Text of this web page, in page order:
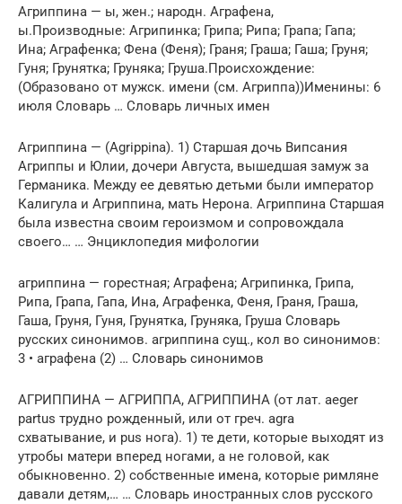
Агриппина — ы, жен.; народн. Аграфена,
ы.Производные: Агрипинка; Грипа; Рипа; Грапа; Гапа;
Ина; Аграфенка; Фена (Феня); Граня; Граша; Гаша; Груня;
Гуня; Грунятка; Груняка; Груша.Происхождение:
(Образовано от мужск. имени (см. Агриппа))Именины: 6
июля Словарь … Словарь личных имен
Агриппина — (Agrippina). 1) Старшая дочь Випсания
Агриппы и Юлии, дочери Августа, вышедшая замуж за
Германика. Между ее девятью детьми были император
Калигула и Агриппина, мать Нерона. Агриппина Старшая
была известна своим героизмом и сопровождала
своего… … Энциклопедия мифологии
агриппина — горестная; Аграфена; Агрипинка, Грипа,
Рипа, Грапа, Гапа, Ина, Аграфенка, Феня, Граня, Граша,
Гаша, Груня, Гуня, Грунятка, Груняка, Груша Словарь
русских синонимов. агриппина сущ., кол во синонимов:
3 • аграфена (2) … Словарь синонимов
АГРИППИНА — АГРИППА, АГРИППИНА (от лат. aeger
partus трудно рожденный, или от греч. agra
схватывание, и pus нога). 1) те дети, которые выходят из
утробы матери вперед ногами, а не головой, как
обыкновенно. 2) собственные имена, которые римляне
давали детям,… … Словарь иностранных слов русского